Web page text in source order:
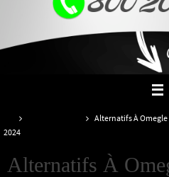
Inicio
Alternatifs À Omegle
2024
Alternatifs À